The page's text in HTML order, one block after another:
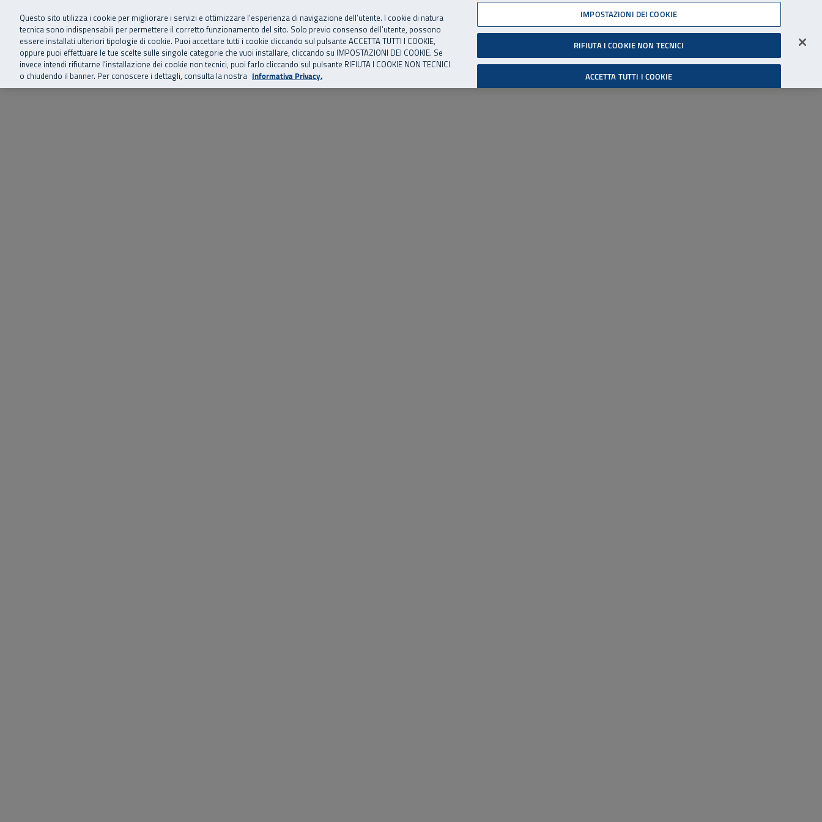
Vai al menu principale
Vai al contenuto principale
Vai al Footer 06 45539607
SuperAbile - il Contact Center Inail per il mondo della disabilità
Home Chi siamo Storie, news ed eventi Risorse utili Supporto Accessibilità
Cerca
Accedi all'area riservata
Questo sito utilizza i cookie per migliorare i servizi e ottimizzare l’esperienza di navigazione dell’utente. I cookie di natura
tecnica sono indispensabili per permettere il corretto funzionamento del sito. Solo previo consenso dell’utente, possono
essere installati ulteriori tipologie di cookie. Puoi accettare tutti i cookie cliccando sul pulsante ACCETTA TUTTI I COOKIE,
oppure puoi effettuare le tue scelte sulle singole categorie che vuoi installare, cliccando su IMPOSTAZIONI DEI COOKIE. Se
invece intendi rifiutarne l’installazione dei cookie non tecnici, puoi farlo cliccando sul pulsante RIFIUTA I COOKIE NON TECNICI
o chiudendo il banner. Per conoscere i dettagli, consulta la nostra Informativa Privacy.
IMPOSTAZIONI DEI COOKIE
RIFIUTA I COOKIE NON TECNICI
ACCETTA TUTTI I COOKIE